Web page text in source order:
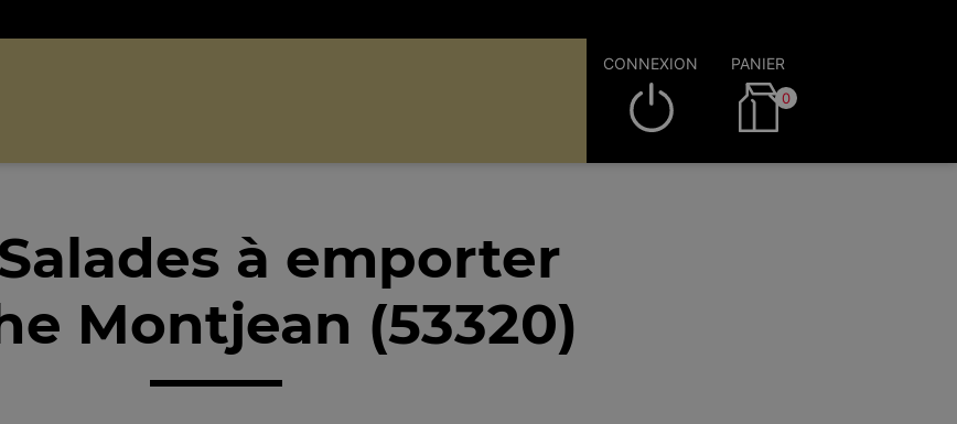
CONNEXION PANIER
0
à emporter
Montjean (53320)